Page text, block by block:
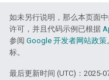
如未另行说明，那么本页面
许可，并且代码示例已根据
参阅 Google 开发者网站政策
标。
最后更新时间 (UTC)：2025-